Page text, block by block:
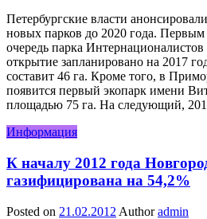
Петербургские власти
новых парков до 2020 года. Первым
очередь парка
открытие запланировано на 2017
составит 46 га. Кроме того, в
появится первый экопарк имени
площадью 75 га. На следующий,
Информация
К началу 2012 года
газифицирована на 54,2%
Posted on 21.02.2012 Author admin